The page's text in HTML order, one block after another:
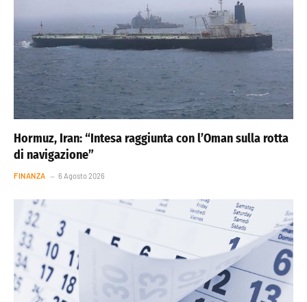
Hormuz, Iran: “Intesa raggiunta con l’Oman sulla rotta
di navigazione”
FINANZA 6 Agosto 2026